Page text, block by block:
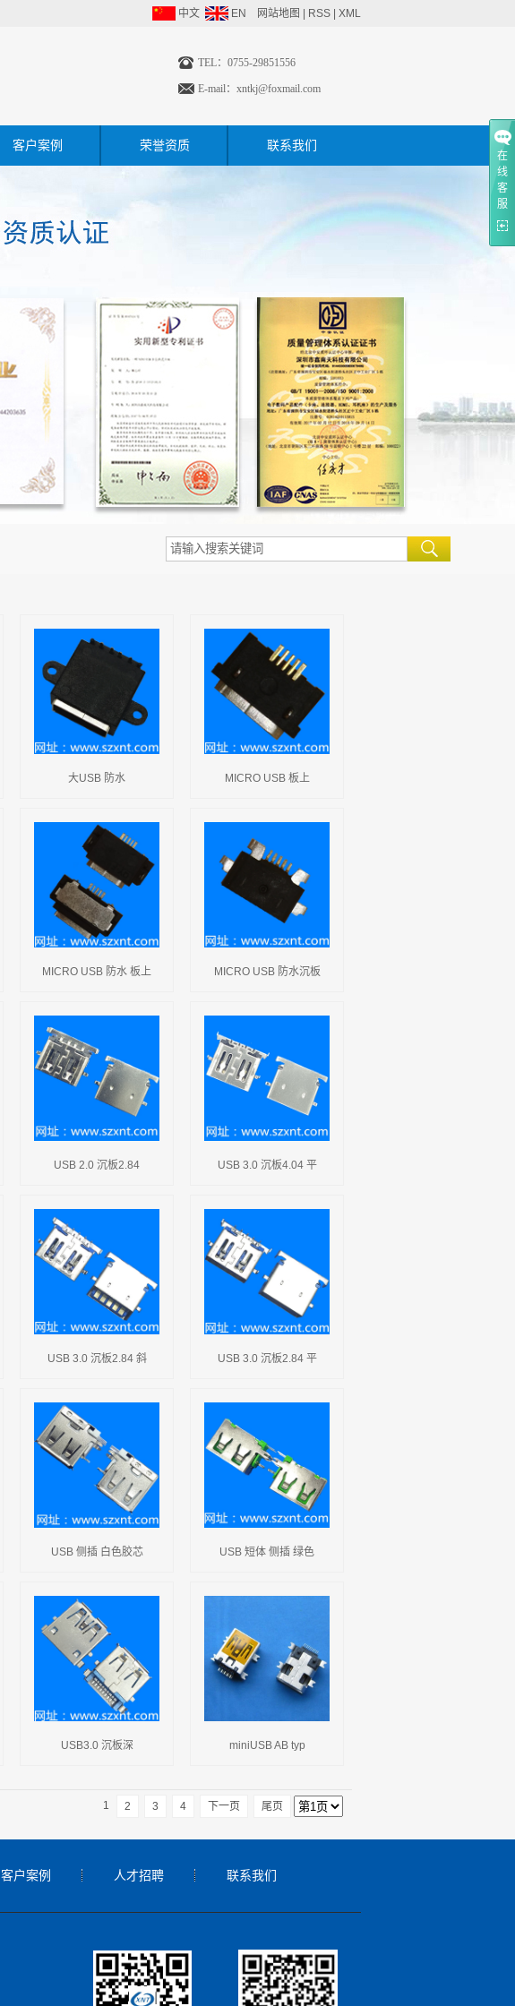
中文 EN 网站地图 RSS XML
TEL：0755-29851556
E-mail： xntkj@foxmail.com
客户案例 荣誉资质 联系我们
大USB 防水 MICRO USB 板上
MICRO USB 防水 板上 MICRO USB 防水沉板
USB 2.0 沉板2.84 USB 3.0 沉板4.04 平
USB 3.0 沉板2.84 斜 USB 3.0 沉板2.84 平
USB 侧插 白色胶芯 USB 短体 侧插 绿色
USB3.0 沉板深 miniUSB AB typ
1 2 3 4 下一页 尾页
客户案例 人才招聘 联系我们
在
线
客
服